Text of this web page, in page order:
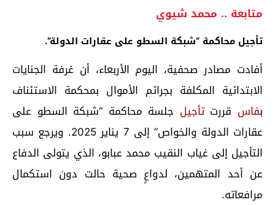
متابعة .. محمد شيوي
تأجيل محاكمة “شبكة السطو على عقارات الدولة”.
أفادت مصادر صحفية، اليوم الأربعاء، أن غرفة الجنايات
الابتدائية المكلفة بجرائم الأموال بمحكمة الاستئناف
بفاس قررتتأجيل جلسة محاكمة “شبكة السطو على
عقارات الدولة والخواص” إلى 7 يناير 2025. ويرجع سبب
التأجيل إلى غياب النقيب محمد عبابو، الذي يتولى الدفاع
عن أحد المتهمين، لدواعٍ صحية حالت دون استكمال
مرافعاته.